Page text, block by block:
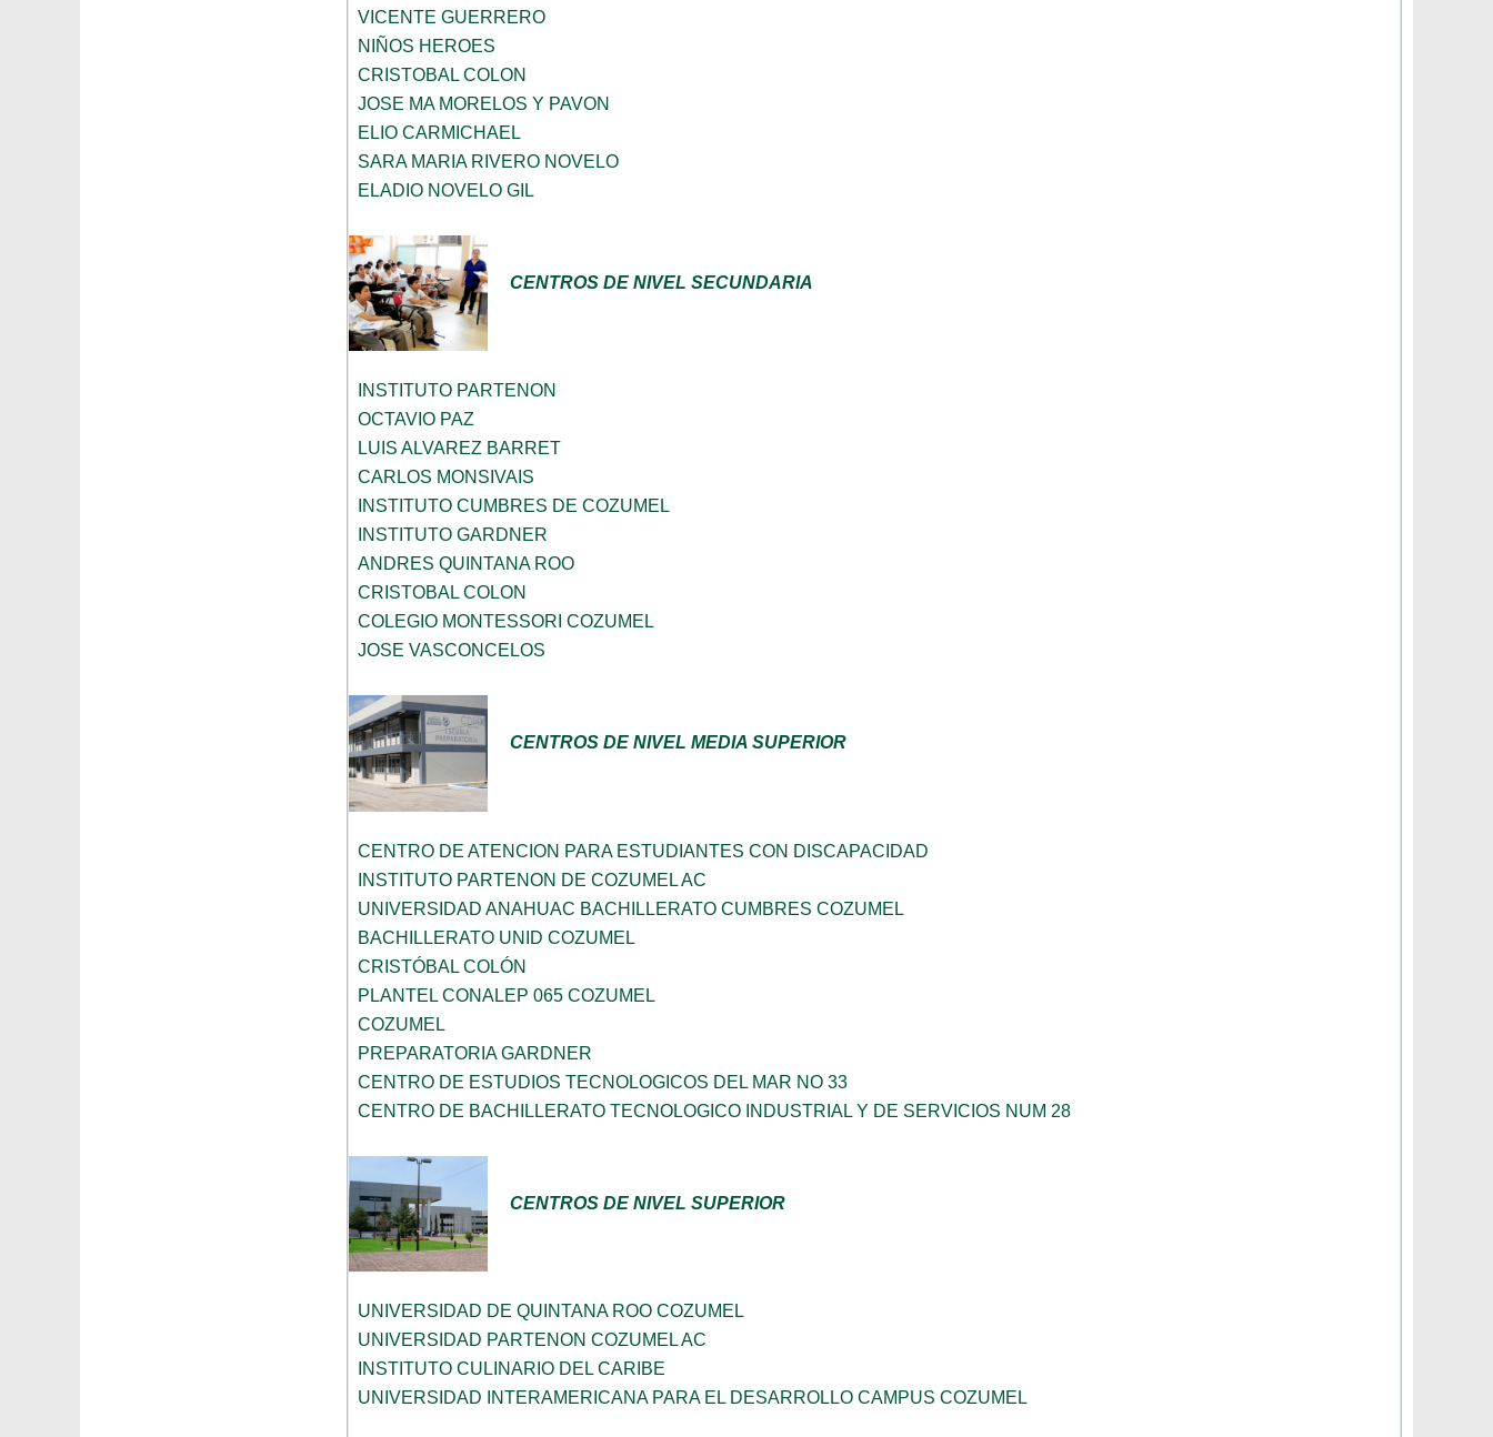
VICENTE GUERRERO
NIÑOS HEROES
CRISTOBAL COLON
JOSE MA MORELOS Y PAVON
ELIO CARMICHAEL
SARA MARIA RIVERO NOVELO
ELADIO NOVELO GIL
CENTROS DE NIVEL SECUNDARIA
INSTITUTO PARTENON
OCTAVIO PAZ
LUIS ALVAREZ BARRET
CARLOS MONSIVAIS
INSTITUTO CUMBRES DE COZUMEL
INSTITUTO GARDNER
ANDRES QUINTANA ROO
CRISTOBAL COLON
COLEGIO MONTESSORI COZUMEL
JOSE VASCONCELOS
CENTROS DE NIVEL MEDIA SUPERIOR
CENTRO DE ATENCION PARA ESTUDIANTES CON DISCAPACIDAD
INSTITUTO PARTENON DE COZUMEL AC
UNIVERSIDAD ANAHUAC BACHILLERATO CUMBRES COZUMEL
BACHILLERATO UNID COZUMEL
CRISTÓBAL COLÓN
PLANTEL CONALEP 065 COZUMEL
COZUMEL
PREPARATORIA GARDNER
CENTRO DE ESTUDIOS TECNOLOGICOS DEL MAR NO 33
CENTRO DE BACHILLERATO TECNOLOGICO INDUSTRIAL Y DE SERVICIOS NUM 28
CENTROS DE NIVEL SUPERIOR
UNIVERSIDAD DE QUINTANA ROO COZUMEL
UNIVERSIDAD PARTENON COZUMEL AC
INSTITUTO CULINARIO DEL CARIBE
UNIVERSIDAD INTERAMERICANA PARA EL DESARROLLO CAMPUS COZUMEL